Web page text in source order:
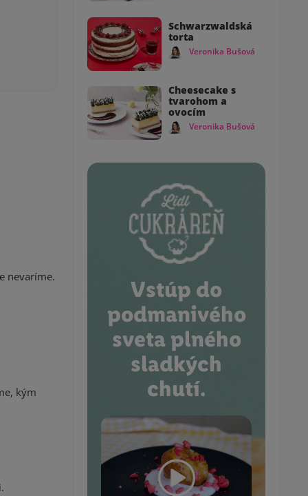
nevaríme.
kým
Schwarzwaldská
torta
Veronika Bušová
Cheesecake s
tvarohom a
ovocím
Veronika Bušová
Vstúp do
podmanivého
sveta plného
sladkých
chutí.